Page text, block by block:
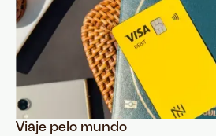
Viaje pelo mundo